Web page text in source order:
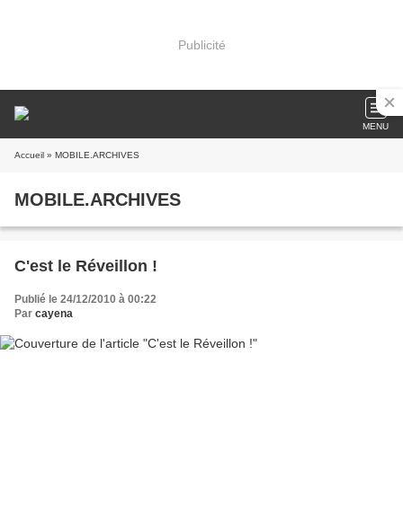
Publicité
MENU
Accueil » MOBILE.ARCHIVES
MOBILE.ARCHIVES
C'est le Réveillon !
Publié le 24/12/2010 à 00:22
Par cayena